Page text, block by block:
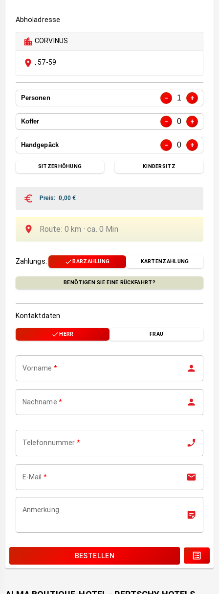
Abholadresse
CORVINUS
,57-59
Personen − 1 +
Koffer − 0 +
Handgepäck − 0 +
SITZERHÖHUNG KINDERSITZ
Preis: 0,00€
Route: 0 km ·ca. 0 Min
Zahlungs: BARZAHLUNG KARTENZAHLUNG
BENÖTIGEN SIE EINE RÜCKFAHRT?
Kontaktdaten
HERR FRAU
Vorname *
Nachname *
Telefonnummer *
E-Mail *
Anmerkung
BESTELLEN